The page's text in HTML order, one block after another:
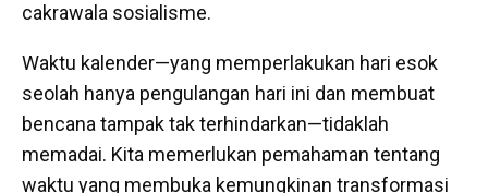
cakrawala sosialisme.
Waktu kalender—yang memperlakukan hari esok
seolah hanya pengulangan hari ini dan membuat
bencana tampak tak terhindarkan—tidaklah
memadai. Kita memerlukan pemahaman tentang
waktu yang membuka kemungkinan transformasi